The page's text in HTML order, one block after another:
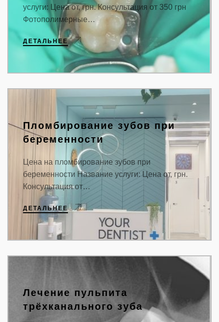
услуги: Цена от, грн. Консультация от 350 грн
Фотополимерные…
ДЕТАЛЬНЕЕ
Пломбирование зубов при
беременности
Цена на пломбирование зубов при
беременности Название услуги: Цена от, грн.
Консультация от…
ДЕТАЛЬНЕЕ
Лечение пульпита
трёхканального зуба